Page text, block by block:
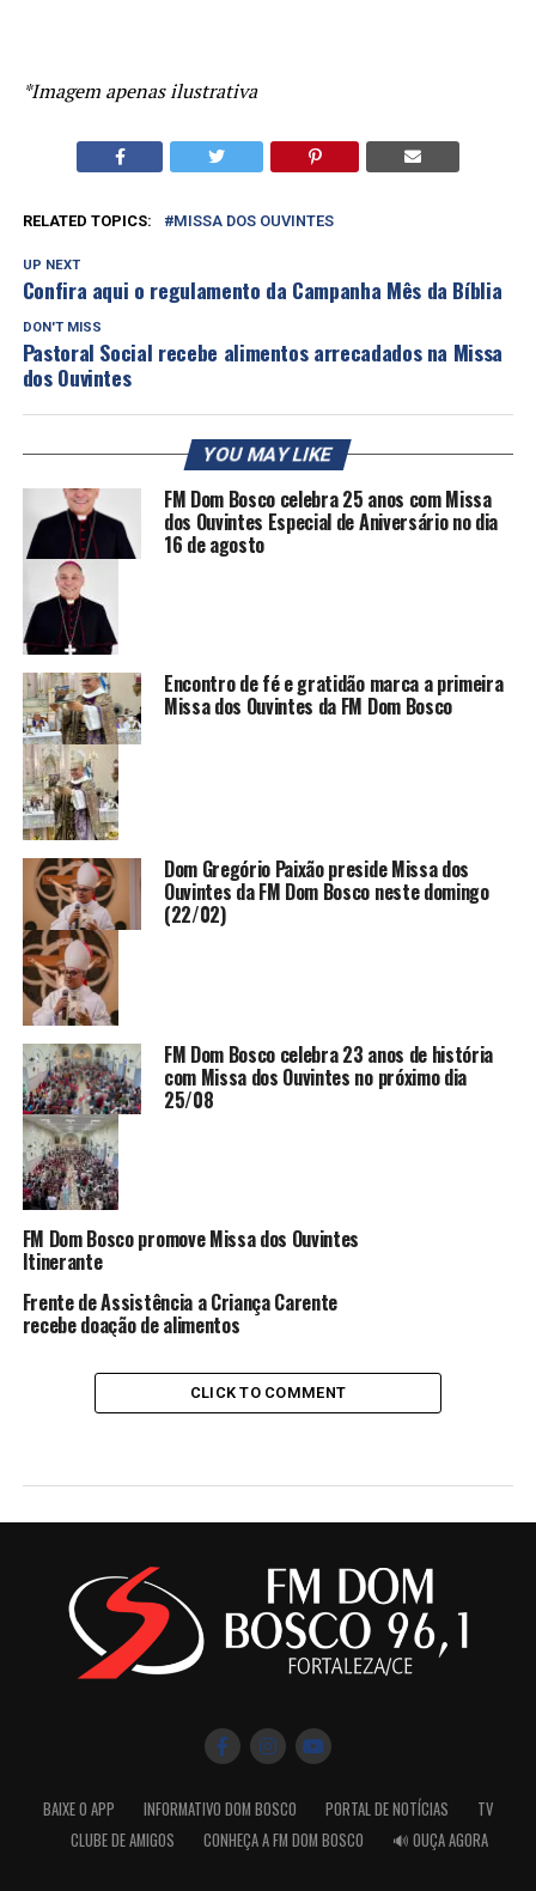
*Imagem apenas ilustrativa
RELATED TOPICS: MISSA DOS OUVINTES
UP NEXT
Confira aqui o regulamento da Campanha Mês da Bíblia
DON'T MISS
Pastoral Social recebe alimentos arrecadados na Missa
dos Ouvintes
YOU MAY LIKE
FM Dom Bosco celebra 25 anos com Missa
dos Ouvintes Especial de Aniversário no dia
16 de agosto
Encontro de fé e gratidão marca a primeira
Missa dos Ouvintes da FM Dom Bosco
Dom Gregório Paixão preside Missa dos
Ouvintes da FM Dom Bosco neste domingo
(22/02)
FM Dom Bosco celebra 23 anos de história
com Missa dos Ouvintes no próximo dia
25/08
FM Dom Bosco promove Missa dos Ouvintes
Itinerante
Frente de Assistência a Criança Carente
recebe doação de alimentos
CLICK TO COMMENT
BAIXE O APP INFORMATIVO DOM BOSCO PORTAL DE NOTÍCIAS
TV
CLUBE DE AMIGOS
CONHEÇA A FM DOM BOSCO 🔊 OUÇA AGORA